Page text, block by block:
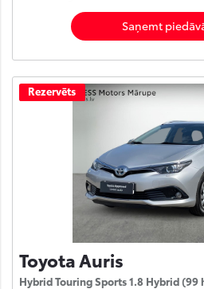
Saņemt
Rezervēts
Toyota Auris
Hybrid Touring Sports 1.8 Hybrid (99